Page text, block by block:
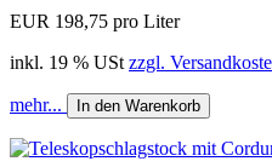
EUR 198,75 pro Liter
inkl. 19 % USt zzgl.
mehr... In den Warenkorb